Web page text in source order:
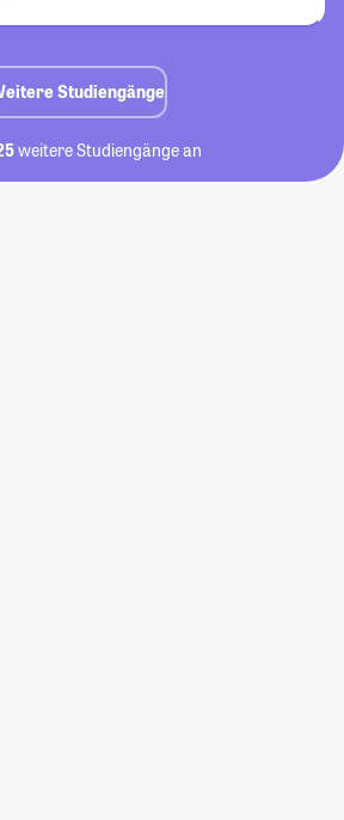
Studiengänge
weitere Studiengänge an